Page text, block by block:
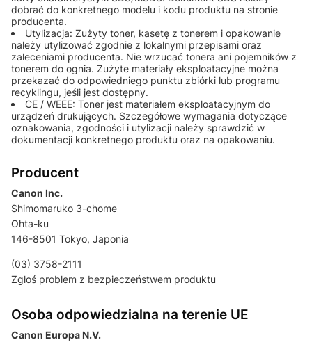
dobrać do konkretnego modelu i kodu produktu na stronie
producenta.
Utylizacja: Zużyty toner, kasetę z tonerem i opakowanie
należy utylizować zgodnie z lokalnymi przepisami oraz
zaleceniami producenta. Nie wrzucać tonera ani pojemników z
tonerem do ognia. Zużyte materiały eksploatacyjne można
przekazać do odpowiedniego punktu zbiórki lub programu
recyklingu, jeśli jest dostępny.
CE / WEEE: Toner jest materiałem eksploatacyjnym do
urządzeń drukujących. Szczegółowe wymagania dotyczące
oznakowania, zgodności i utylizacji należy sprawdzić w
dokumentacji konkretnego produktu oraz na opakowaniu.
Producent
Canon Inc.
Shimomaruko 3-chome
Ohta-ku
146-8501 Tokyo, Japonia
(03) 3758-2111
Zgłoś problem z bezpieczeństwem produktu
Osoba odpowiedzialna na terenie UE
Canon Europa N.V.